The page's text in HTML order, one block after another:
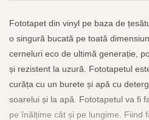
Fototapet din vinyl pe baza de
o singură bucată pe toată
cerneluri eco de ultimă generație,
și rezistent la uzură. Fototapetul
curăța cu un burete și apă cu
soarelui și la apă. Fototapetul va fi
pe înălțime cât și pe lungime. Fiind